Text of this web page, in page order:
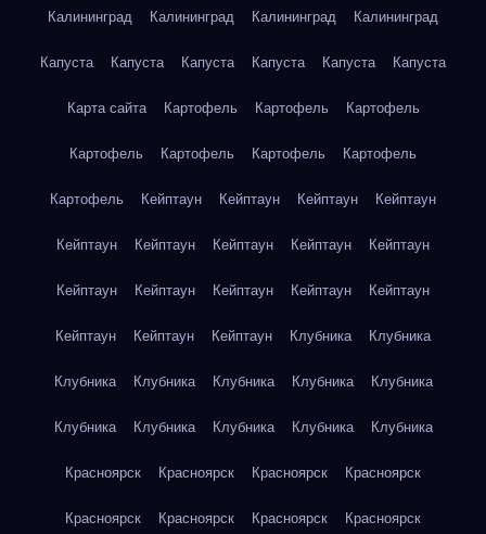
Калининград Калининград Калининград Калининград
Капуста Капуста Капуста Капуста Капуста Капуста
Карта сайта Картофель Картофель Картофель
Картофель Картофель Картофель Картофель
Картофель Кейптаун Кейптаун Кейптаун Кейптаун
Кейптаун Кейптаун Кейптаун Кейптаун Кейптаун
Кейптаун Кейптаун Кейптаун Кейптаун Кейптаун
Кейптаун Кейптаун Кейптаун Клубника Клубника
Клубника Клубника Клубника Клубника Клубника
Клубника Клубника Клубника Клубника Клубника
Красноярск Красноярск Красноярск Красноярск
Красноярск Красноярск Красноярск Красноярск